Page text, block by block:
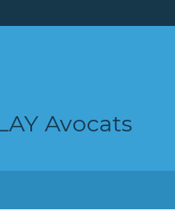
Avocats